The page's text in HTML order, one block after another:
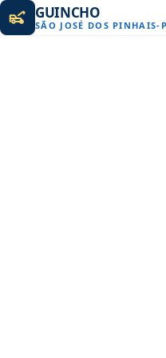
GUINCHO
SÃO JOSÉ DOS PINHAIS-